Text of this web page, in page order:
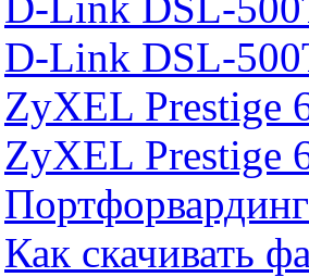
D-Link DSL-
ZyXEL Prestige
ZyXEL Prestige
Портфорвардинг
Как скачивать